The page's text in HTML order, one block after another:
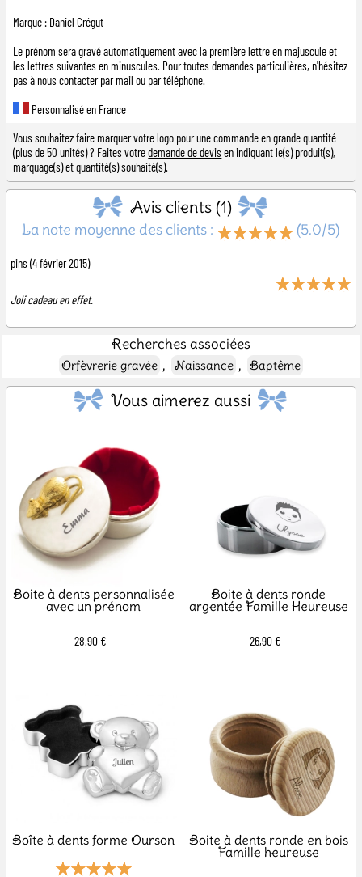
Marque : Daniel Crégut
Le prénom sera gravé automatiquement avec la première lettre en majuscule et
les lettres suivantes en minuscules. Pour toutes demandes particulières, n'hésitez
pas à nous contacter par mail ou par téléphone.
Personnalisé en France
Vous souhaitez faire marquer votre logo pour une commande en grande quantité
(plus de 50 unités) ? Faites votredemande de devisen indiquant le(s) produit(s),
marquage(s) et quantité(s) souhaité(s).
Avis clients (1)
La note moyenne des clients : (5.0/5)
pins(4 février 2015)
Joli cadeau en effet.
Recherches associées
Orfèvrerie gravée , Naissance , Baptême
Vous aimerez aussi
Boite à dents personnalisée
avec un prénom
28,90 €
Boite à dents ronde
argentée Famille Heureuse
26,90 €
Boîte à dents forme Ourson Boite à dents ronde en bois
Famille heureuse